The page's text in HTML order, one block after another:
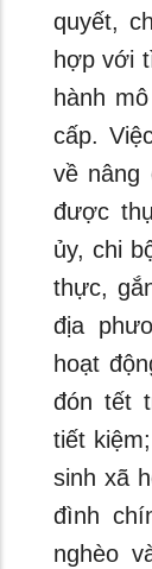
quyết,
hợp với
hành
cấp.
về nâng
được
ủy, chi
thực,
địa
hoạt
đón tết
tiết
sinh xã
đình
nghèo